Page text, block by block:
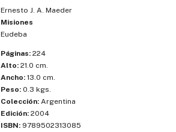
Ernesto J. A. Maeder
Misiones
Eudeba
Páginas: 224
Alto: 21.0 cm.
Ancho: 13.0 cm.
Peso: 0.3 kgs.
Colección: Argentina
Edición: 2004
ISBN: 9789502313085